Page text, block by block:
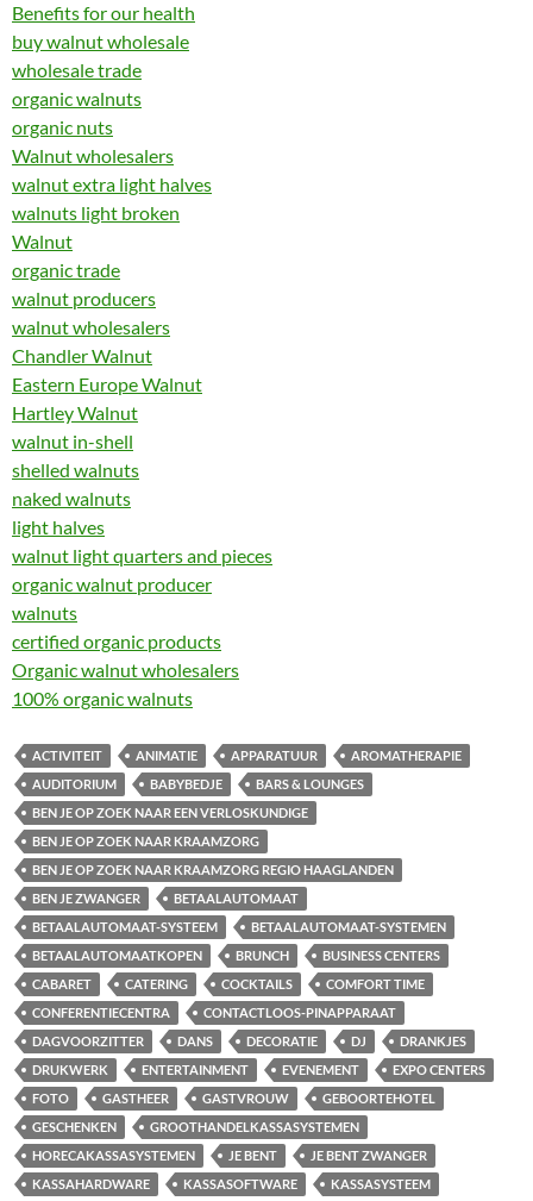
Benefits for our health
buy walnut wholesale
wholesale trade
organic walnuts
organic nuts
Walnut wholesalers
walnut extra light halves
walnuts light broken
Walnut
organic trade
walnut producers
walnut wholesalers
Chandler Walnut
Eastern Europe Walnut
Hartley Walnut
walnut in-shell
shelled walnuts
naked walnuts
light halves
walnut light quarters and pieces
organic walnut producer
walnuts
certified organic products
Organic walnut wholesalers
100% organic walnuts
ACTIVITEIT ANIMATIE APPARATUUR
AROMATHERAPIE
AUDITORIUM
BABYBEDJE
BARS & LOUNGES
BEN JE OP ZOEK NAAR EEN VERLOSKUNDIGE
BEN JE OP ZOEK NAAR KRAAMZORG
BEN JE OP ZOEK NAAR KRAAMZORG REGIO HAAGLANDEN
BEN JE ZWANGER
BETAALAUTOMAAT
BETAALAUTOMAAT-SYSTEEM
BETAALAUTOMAAT-SYSTEMEN
BETAALAUTOMAATKOPEN
BRUNCH
BUSINESS CENTERS
CABARET
CATERING COCKTAILS
COMFORT TIME
CONFERENTIECENTRA
CONTACTLOOS-PINAPPARAAT
DAGVOORZITTER
DANS DECORATIE DJ
DRANKJES
DRUKWERK
ENTERTAINMENT EVENEMENT
EXPO CENTERS
FOTO
GASTHEER GASTVROUW
GEBOORTEHOTEL
GESCHENKEN
GROOTHANDELKASSASYSTEMEN
HORECAKASSASYSTEMEN
JE BENT
JE BENT ZWANGER
KASSAHARDWARE
KASSASOFTWARE KASSASYSTEEM